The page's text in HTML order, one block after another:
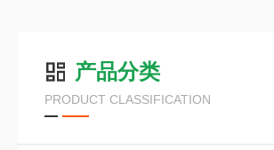
产品分类
PRODUCT CLASSIFICATION